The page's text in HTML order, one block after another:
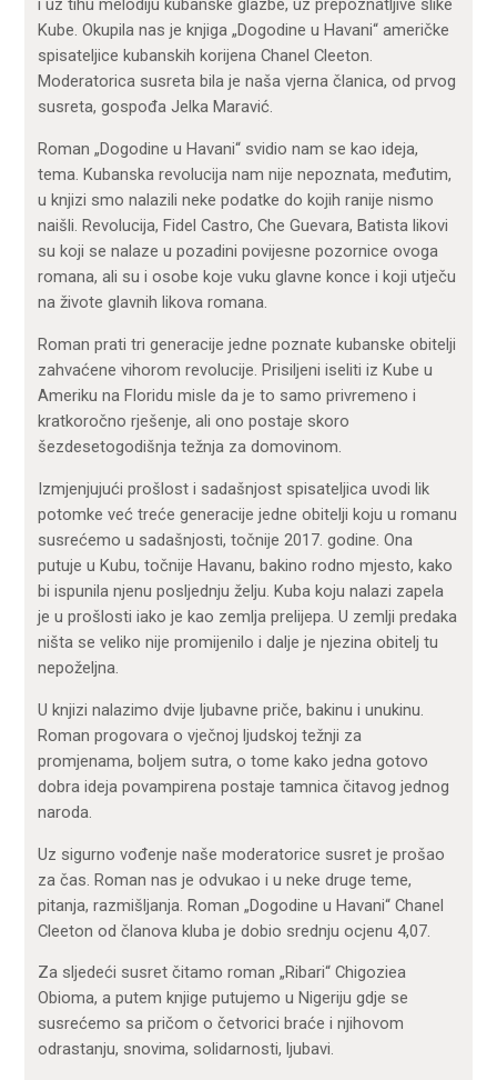
i uz tihu melodiju kubanske glazbe, uz prepoznatljive slike
Kube. Okupila nas je knjiga „Dogodine u Havani“ američke
spisateljice kubanskih korijena Chanel Cleeton.
Moderatorica susreta bila je naša vjerna članica, od prvog
susreta, gospođa Jelka Maravić.
Roman „Dogodine u Havani“ svidio nam se kao ideja,
tema. Kubanska revolucija nam nije nepoznata, međutim,
u knjizi smo nalazili neke podatke do kojih ranije nismo
naišli. Revolucija, Fidel Castro, Che Guevara, Batista likovi
su koji se nalaze u pozadini povijesne pozornice ovoga
romana, ali su i osobe koje vuku glavne konce i koji utječu
na živote glavnih likova romana.
Roman prati tri generacije jedne poznate kubanske obitelji
zahvaćene vihorom revolucije. Prisiljeni iseliti iz Kube u
Ameriku na Floridu misle da je to samo privremeno i
kratkoročno rješenje, ali ono postaje skoro
šezdesetogodišnja težnja za domovinom.
Izmjenjujući prošlost i sadašnjost spisateljica uvodi lik
potomke već treće generacije jedne obitelji koju u romanu
susrećemo u sadašnjosti, točnije 2017. godine. Ona
putuje u Kubu, točnije Havanu, bakino rodno mjesto, kako
bi ispunila njenu posljednju želju. Kuba koju nalazi zapela
je u prošlosti iako je kao zemlja prelijepa. U zemlji predaka
ništa se veliko nije promijenilo i dalje je njezina obitelj tu
nepoželjna.
U knjizi nalazimo dvije ljubavne priče, bakinu i unukinu.
Roman progovara o vječnoj ljudskoj težnji za
promjenama, boljem sutra, o tome kako jedna gotovo
dobra ideja povampirena postaje tamnica čitavog jednog
naroda.
Uz sigurno vođenje naše moderatorice susret je prošao
za čas. Roman nas je odvukao i u neke druge teme,
pitanja, razmišljanja. Roman „Dogodine u Havani“ Chanel
Cleeton od članova kluba je dobio srednju ocjenu 4,07.
Za sljedeći susret čitamo roman „Ribari“ Chigoziea
Obioma, a putem knjige putujemo u Nigeriju gdje se
susrećemo sa pričom o četvorici braće i njihovom
odrastanju, snovima, solidarnosti, ljubavi.